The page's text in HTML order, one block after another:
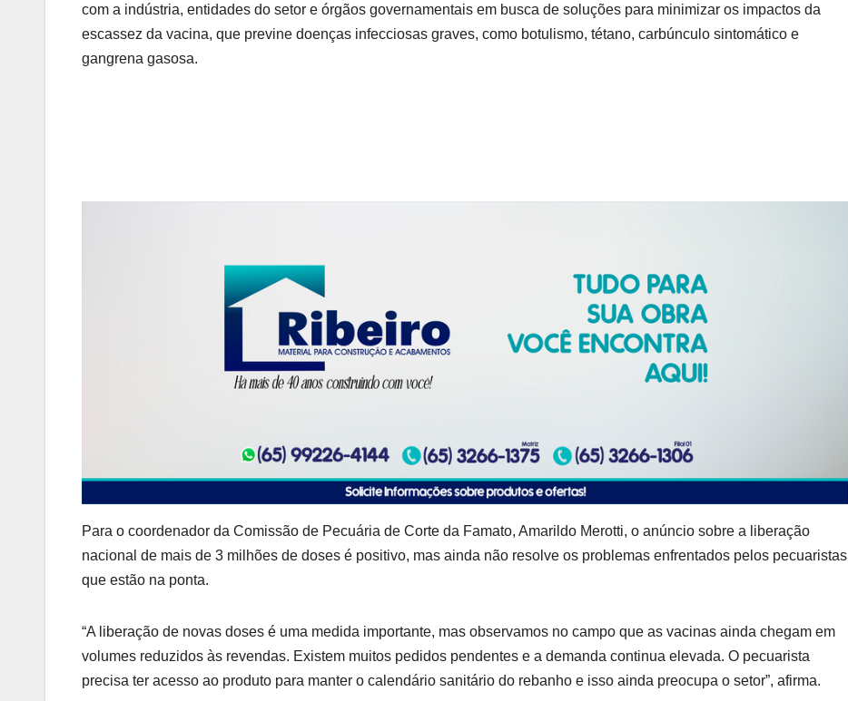
com a indústria, entidades do setor e órgãos governamentais em busca de soluções para minimizar os impactos da
escassez da vacina, que previne doenças infecciosas graves, como botulismo, tétano, carbúnculo sintomático e
gangrena gasosa.
Para o coordenador da Comissão de Pecuária de Corte da Famato, Amarildo Merotti, o anúncio sobre a liberação
nacional de mais de 3 milhões de doses é positivo, mas ainda não resolve os problemas enfrentados pelos pecuaristas
que estão na ponta.
“A liberação de novas doses é uma medida importante, mas observamos no campo que as vacinas ainda chegam em
volumes reduzidos às revendas. Existem muitos pedidos pendentes e a demanda continua elevada. O pecuarista
precisa ter acesso ao produto para manter o calendário sanitário do rebanho e isso ainda preocupa o setor”, afirma.